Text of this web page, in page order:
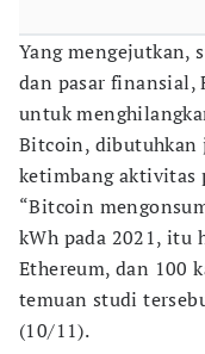
Yang mengejutkan,
dan pasar finansial,
untuk
Bitcoin, dibutuhkan
ketimbang aktivitas
“Bitcoin
kWh pada 2021, itu
Ethereum, dan 100
temuan studi
(10/11).